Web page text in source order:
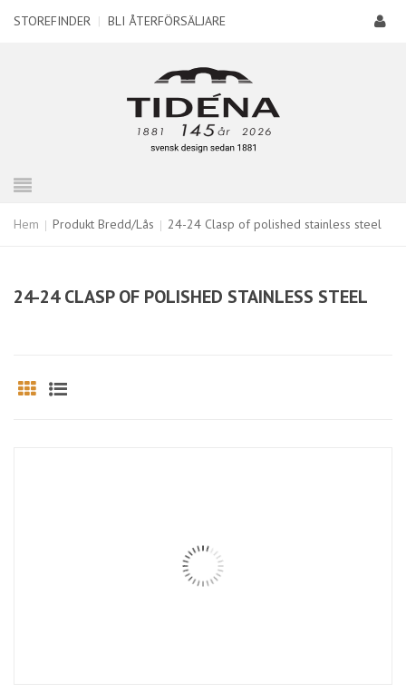
STOREFINDER | BLI ÅTERFÖRSÄLJARE
Hem Produkt Bredd/Lås 24-24 Clasp of polished stainless steel
24-24 CLASP OF POLISHED STAINLESS STEEL